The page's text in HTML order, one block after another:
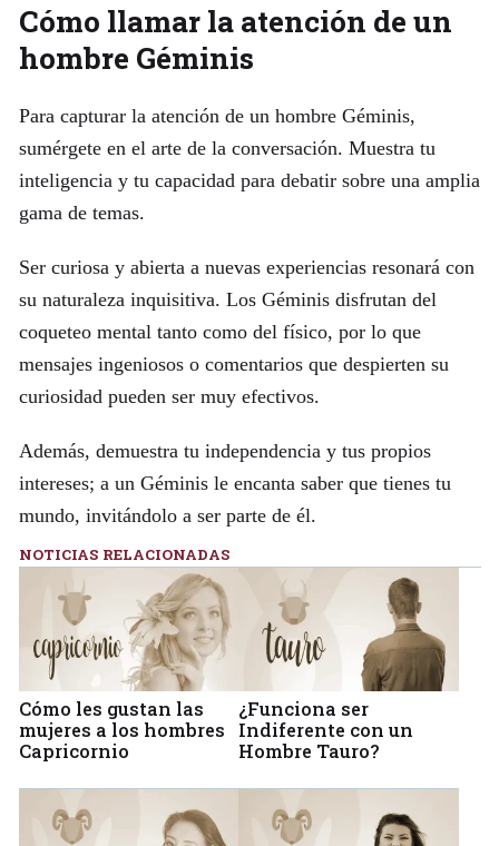
Cómo llamar la atención de un
hombre Géminis
Para capturar la atención de un hombre Géminis,
sumérgete en el arte de la conversación. Muestra tu
inteligencia y tu capacidad para debatir sobre una amplia
gama de temas.
Ser curiosa y abierta a nuevas experiencias resonará con
su naturaleza inquisitiva. Los Géminis disfrutan del
coqueteo mental tanto como del físico, por lo que
mensajes ingeniosos o comentarios que despierten su
curiosidad pueden ser muy efectivos.
Además, demuestra tu independencia y tus propios
intereses; a un Géminis le encanta saber que tienes tu
mundo, invitándolo a ser parte de él.
NOTICIAS RELACIONADAS
Cómo les gustan las
mujeres a los hombres
Capricornio
¿Funciona ser
Indiferente con un
Hombre Tauro?